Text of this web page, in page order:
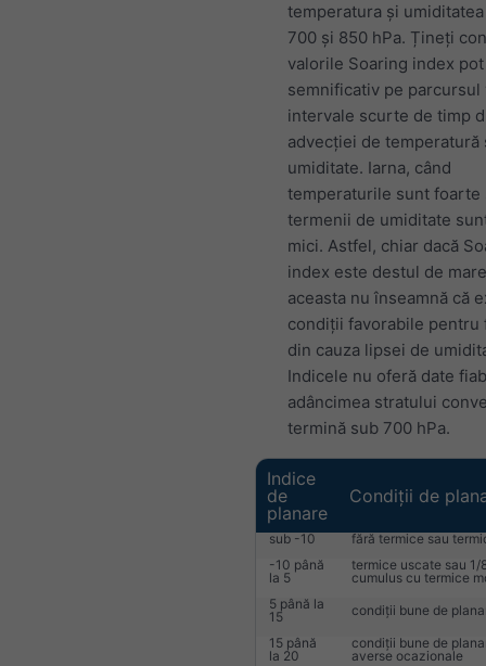
temperatura și
700 și 850 hPa. Țineți
valorile Soaring index
semnificativ pe parcursul
intervale scurte de timp
advecției de temperatură
umiditate. Iarna, când
temperaturile sunt foarte
termenii de umiditate
mici. Astfel, chiar dacă
index este destul de
aceasta nu înseamnă că
condiții favorabile pentru
din cauza lipsei de
Indicele nu oferă date
adâncimea stratului
termină sub 700 hPa.
Indice
de
planare
Condiții de
sub -10
fără termice sau
-10 până
la 5
termice uscate sau 1/
cumulus cu termice
5 până la
15
condiții bune de
15 până
la 20
condiții bune de
averse ocazionale